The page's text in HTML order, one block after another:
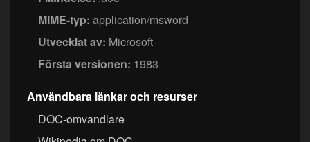
MIME-typ: application/msword
Utvecklat av: Microsoft
Första versionen: 1983
Användbara länkar och resurser
DOC-omvandlare